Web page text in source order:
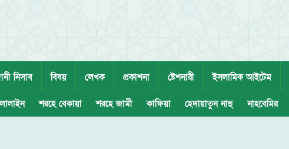
নিসাব বিষয় লেখক প্রকাশনা ষ্টেশনারী ইসলামিক আইটেম
শরহে বেকায়া শরহে জামী কাফিয়া হেদায়াতুন নাহু নাহবেমির